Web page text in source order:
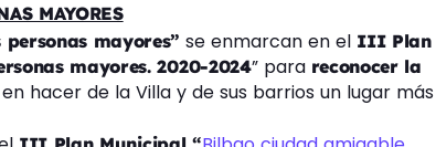
MAYORES
mayores” se enmarcan en el III Plan
mayores. 2020-2024” para reconocer la
hacer de la Villa y de sus barrios un lugar más